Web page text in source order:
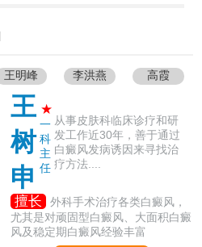
王明峰 李洪燕 高霞
王
树
申
★
一
科
主
任
从事皮肤科临床诊疗和研
发工作近30年，善于通过
白癜风发病诱因来寻找治
疗方法....
擅长
外科手术治疗各类白癜风，
尤其是对顽固型白癜风、大面积白癜
风及稳定期白癜风经验丰富